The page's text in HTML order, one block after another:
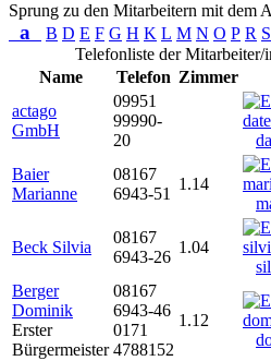
Sprung zu den Mitarbeitern mit dem
a B D E F G H K L M N O P R S
Telefonliste der Mitarbeiter/
Name
Telefon Zimmer
actago
GmbH
09951
99990-
20
Baier
Marianne
08167
6943-51
1.14
Beck Silvia
08167
6943-26
1.04
Berger
Dominik
Erster
Bürgermeister
08167
6943-46
0171
4788152
1.12